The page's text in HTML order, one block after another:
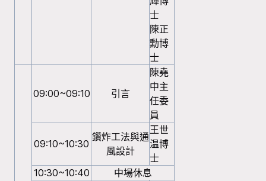
士
陳正
勳博
士
09:00~09:10 引言
陳堯
中主
任委
員
09:10~10:30
鑽炸工法與通
風設計
王世
温博
士
10:30~10:40
中場休息